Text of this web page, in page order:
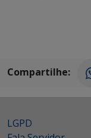
Compartilhe:
LGPD